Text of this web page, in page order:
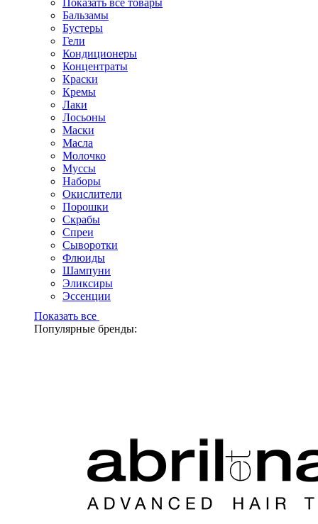
Показать все товары
Бальзамы
Бустеры
Гели
Кондиционеры
Концентраты
Краски
Кремы
Лаки
Лосьоны
Маски
Масла
Молочко
Муссы
Наборы
Окислители
Порошки
Скрабы
Спреи
Сыворотки
Флюиды
Шампуни
Эликсиры
Эссенции
Показать все
Популярные бренды: